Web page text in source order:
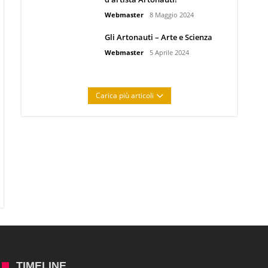
Webmaster 8 Maggio 2024
Gli Artonauti – Arte e Scienza
Webmaster 5 Aprile 2024
Carica più articoli
TIMELINE